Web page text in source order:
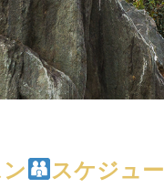
スケジュ